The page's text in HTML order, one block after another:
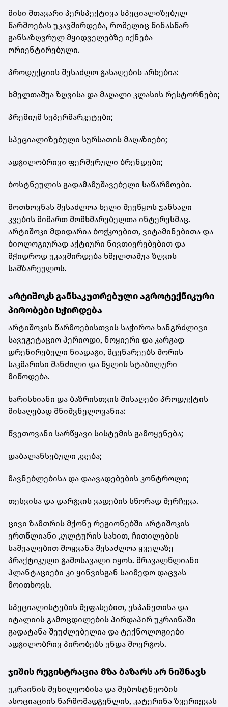
მისი მთავარი პერსპექტივა სპეციალიზებულ
წარმოებას უკავშირდება, რომელიც წინასწარ
განსაზღვრულ მყიდველებზე იქნება
ორიენტირებული.
პროდუქციის შესაძლო გასაღების არხებია:
ხმელთაშუა ზღვისა და მაღალი კლასის რესტორნები;
პრემიუმ სუპერმარკეტები;
სპეციალიზებული სურსათის მაღაზიები;
ადგილობრივი ფერმერული ბრენდები;
ბოსტნეულის გადამამუშავებელი საწარმოები.
მოთხოვნას შესაძლოა ხელი შეუწყოს ჯანსაღი
კვების მიმართ მომხმარებელთა ინტერესმაც.
არტიშოკი მდიდარია ბოჭკოებით, ვიტამინებითა და
ბიოლოგიურად აქტიური ნივთიერებებით და
მჭიდროდ უკავშირდება ხმელთაშუა ზღვის
სამზარეულოს.
არტიშოკს განსაკუთრებული აგროტექნიკური
პირობები სჭირდება
არტიშოკის წარმოებისთვის საჭიროა ხანგრძლივი
სავეგეტაციო პერიოდი, ნოყიერი და კარგად
დრენირებული ნიადაგი, მცენარეებს შორის
საკმარისი მანძილი და წყლის სტაბილური
მიწოდება.
ხარისხიანი და ბაზრისთვის მისაღები პროდუქტის
მისაღებად მნიშვნელოვანია:
წვეთოვანი სარწყავი სისტემის გამოყენება;
დაბალანსებული კვება;
მავნებლებისა და დაავადებების კონტროლი;
თესვისა და დარგვის ვადების სწორად შერჩევა.
ცივი ზამთრის მქონე რეგიონებში არტიშოკის
ერთწლიანი კულტურის სახით, ჩითილების
საშუალებით მოყვანა შესაძლოა ყველაზე
პრაქტიკული გამოსავალი იყოს. მრავალწლიანი
პლანტაციები კი ყინვისგან საიმედო დაცვას
მოითხოვს.
სპეციალისტების შეფასებით, ესპანეთისა და
იტალიის გამოცდილების პირდაპირ უკრაინაში
გადატანა შეუძლებელია და ტექნოლოგიები
ადგილობრივ პირობებს უნდა მოერგოს.
ჯიშის რეგისტრაცია მზა ბაზარს არ ნიშნავს
უკრაინის მეხილეობისა და მებოსტნეობის
ასოციაციის წარმომადგენლის, კატერინა ზვერიევას